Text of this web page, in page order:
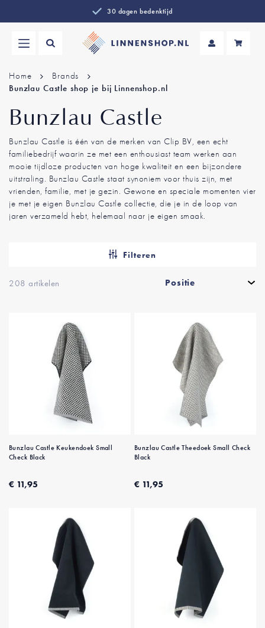
Voor 16:00 besteld, zelfde dag verzonden
Home
Brands
Bunzlau Castle shop je bij Linnenshop.nl
Bunzlau Castle
Bunzlau Castle is één van de merken van Clip BV, een echt
familiebedrijf waarin ze met een enthousiast team werken aan
mooie tijdloze producten van hoge kwaliteit en een bijzondere
uitstraling. Bunzlau Castle staat synoniem voor thuis zijn, met
vrienden, familie, met je gezin. Gewone en speciale momenten vier
je met je eigen Bunzlau Castle collectie, die je in de loop van
jaren verzameld hebt, helemaal naar je eigen smaak.
208 artikelen
Bunzlau Castle Keukendoek Small
Check Black
€ 11,95
Bunzlau Castle Theedoek Small Check
Black
€ 11,95
Filteren